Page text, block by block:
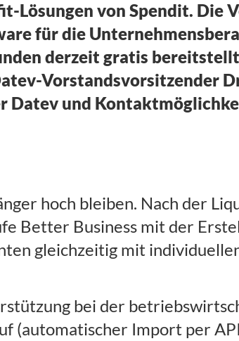
Lösungen von Spendit. Die
für die
derzeit gratis
Vorstandsvorsitzender
und
hoch bleiben. Nach der
Better Business mit der
gleichzeitig mit
bei der
(automatischer Import per